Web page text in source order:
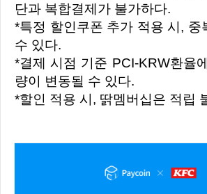
단과 복합결제가 불가하다.
*특정 할인쿠폰 추가 적용 시, 중
수 있다.
*결제 시점 기준 PCI-KRW환율
량이 변동될 수 있다.
*할인 적용 시, 딹멤버십은 적립